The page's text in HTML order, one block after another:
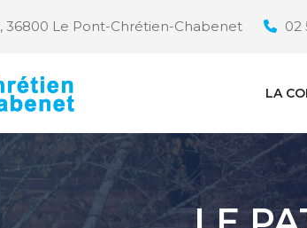
36800 Le Pont-Chrétien-Chabenet 02
LA